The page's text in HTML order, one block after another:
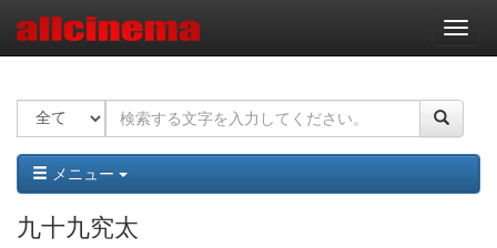
ナ
ビ
ー
ョ
ン
メニュー
九十九究太